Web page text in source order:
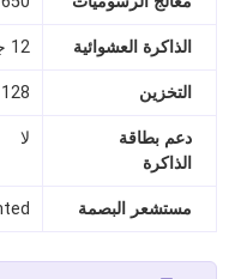
الذاكرة العشوائية 12 جيجا, 6 جيجا, 8 جيجا
التخزين 128 جيجا, 256 جيجا
دعم بطاقة
الذاكرة
لا
مستشعر البصمة